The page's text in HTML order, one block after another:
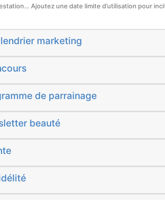
Ajoutez une date limite d’utilisation pour
marketing
de parrainage
beauté